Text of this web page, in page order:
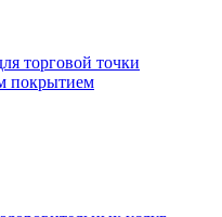
торговой точки
покрытием